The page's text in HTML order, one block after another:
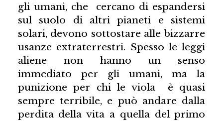
gli umani, che cercano di espandersi
sul suolo di altri pianeti e sistemi
solari, devono sottostare alle bizzarre
usanze extraterrestri. Spesso le leggi
aliene non hanno un senso
immediato per gli umani, ma la
punizione per chi le viola è quasi
sempre terribile, e può andare dalla
perdita della vita a quella del primo